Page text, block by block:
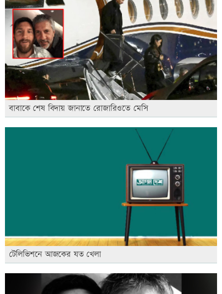
বাবাকে শেষ বিদায় জানাতে রোজারিওতে মেসি
টেলিভিশনে আজকের যত খেলা